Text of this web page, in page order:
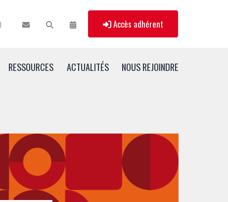
Accès adhérent
RESSOURCES ACTUALITÉS NOUS REJOINDRE